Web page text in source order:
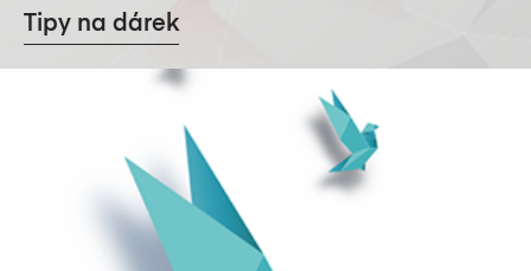
Tipy na dárek